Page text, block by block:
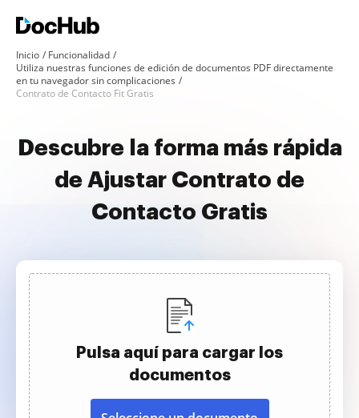
Inicio
Funcionalidad
Utiliza nuestras funciones de edición de documentos PDF directamente
en tu navegador sin complicaciones
Contrato de Contacto Fit Gratis
Descubre la forma más rápida
de Ajustar Contrato de
Contacto Gratis
Pulsa aquí para cargar los
documentos